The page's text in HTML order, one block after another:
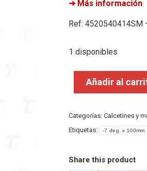
➜ Más información
Ref: 4520540414SM
1 disponibles
Añadir al
Categorías: Calcetines y
Etiquetas:
-7 deg. x 100mm
Share this product